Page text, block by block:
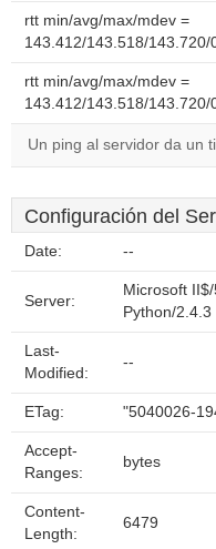
rtt min/avg/max/mdev =
143.412/143.518/143.720/
rtt min/avg/max/mdev =
143.412/143.518/143.720/
Un ping al servidor da un
Configuración del
Date: --
Server:
Microsoft
Python/
Last-
Modified:
--
ETag: "5040026-
Accept-
Ranges:
bytes
Content-
Length:
6479